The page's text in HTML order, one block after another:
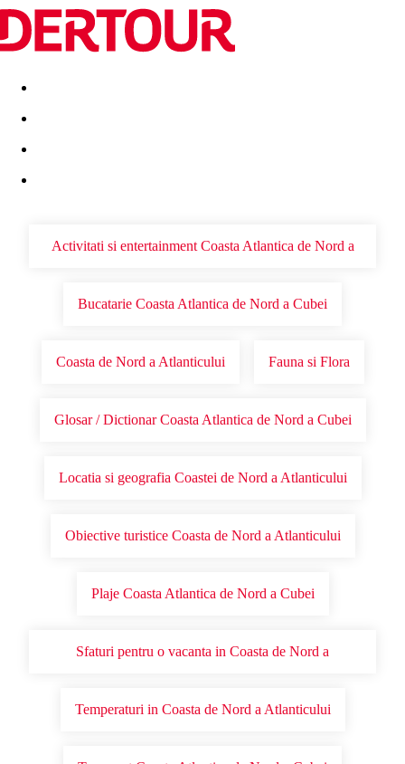
Destinatii Vacanta perfecta OFERTE DE NERATAT
Activitati si entertainment Coasta Atlantica de Nord a
Bucatarie Coasta Atlantica de Nord a Cubei
Coasta de Nord a Atlanticului Fauna si Flora
Glosar / Dictionar Coasta Atlantica de Nord a Cubei
Locatia si geografia Coastei de Nord a Atlanticului
Obiective turistice Coasta de Nord a Atlanticului
Plaje Coasta Atlantica de Nord a Cubei
Sfaturi pentru o vacanta in Coasta de Nord a
Temperaturi in Coasta de Nord a Atlanticului